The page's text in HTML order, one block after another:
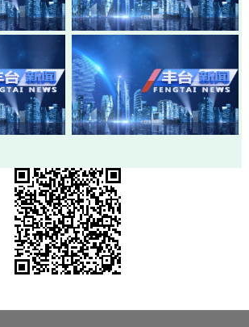
20260805-丰台新闻
20260803-丰台新闻
20260730-丰台新闻